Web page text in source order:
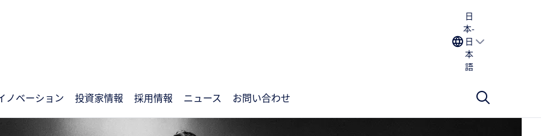
日
本-
日
本
語
ノベーション 投資家情報 採用情報 ニュース お問い合わせ